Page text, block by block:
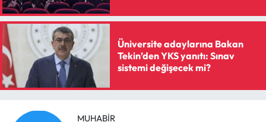
Üniversite adaylarına Bakan
Tekin’den YKS yanıtı: Sınav
sistemi değişecek mi?
MUHABIR